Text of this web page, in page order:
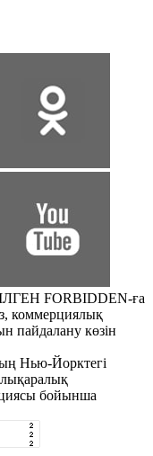
FORBIDDEN-ға
коммерциялық
пайдалану көзін
Нью-Йорктегі
бойынша